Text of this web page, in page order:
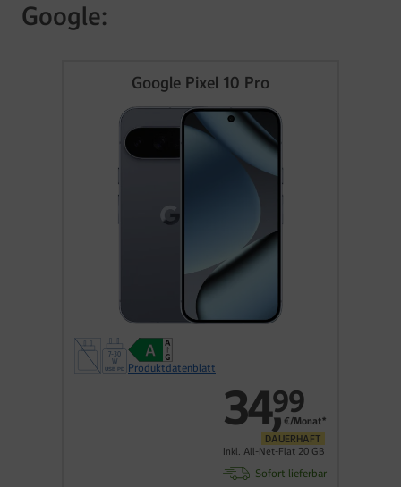
Google:
Google Pixel 10 Pro
Produktdatenblatt
34,
99
€/Monat*
DAUERHAFT
Inkl. All-Net-Flat 20 GB
Sofort lieferbar